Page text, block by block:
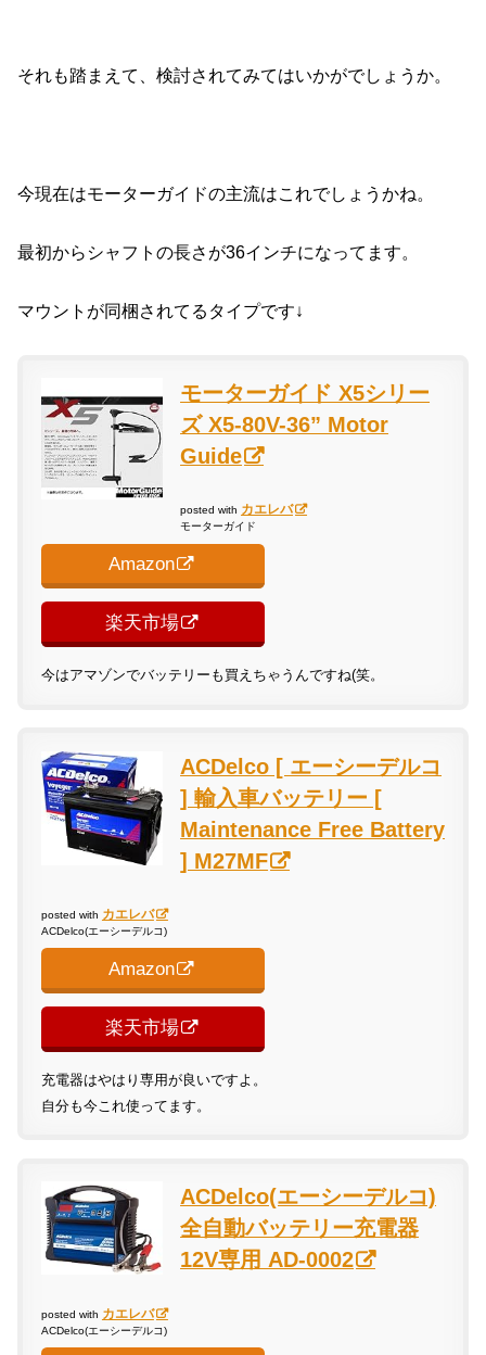
それも踏まえて、検討されてみてはいかがでしょうか。
今現在はモーターガイドの主流はこれでしょうかね。
最初からシャフトの長さが36インチになってます。
マウントが同梱されてるタイプです↓
モーターガイド X5シリー
ズ X5-80V-36” Motor
Guide
posted with カエレバ
モーターガイド
Amazon
楽天市場
今はアマゾンでバッテリーも買えちゃうんですね(笑。
ACDelco [ エーシーデルコ
] 輸入車バッテリー [
Maintenance Free Battery
] M27MF
posted with カエレバ
ACDelco(エーシーデルコ)
Amazon
楽天市場
充電器はやはり専用が良いですよ。
自分も今これ使ってます。
ACDelco(エーシーデルコ)
全自動バッテリー充電器
12V専用 AD-0002
posted with カエレバ
ACDelco(エーシーデルコ)